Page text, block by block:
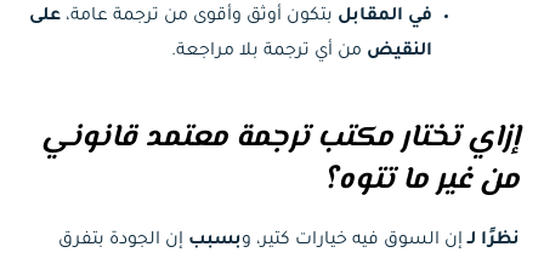
في المقابل بتكون أوثق وأقوى من ترجمة عامة، على
النقيض من أي ترجمة بلا مراجعة.
إزاي تختار مكتب ترجمة معتمد قانوني
من غير ما تتوه؟
نظرًا لـإن السوق فيه خيارات كتير، وبسبب إن الجودة بتفرق